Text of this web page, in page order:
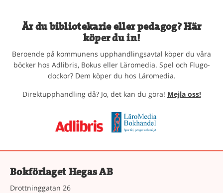
Är du bibliotekarie eller pedagog? Här
köper du in!
Beroende på kommunens upphandlingsavtal köper du våra
böcker hos Adlibris, Bokus eller Läromedia. Spel och Flugo-
dockor? Dem köper du hos Läromedia.
Direktupphandling då? Jo, det kan du göra! Mejla oss!
Bokförlaget Hegas AB
Drottninggatan 26